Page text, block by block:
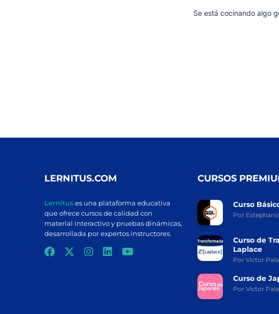
Se está cocinando algo
LERNITUS.COM
Lernituses una plataforma educativa
que ofrece cursos de calidad con
material interactivo y pruebas dinámicas,
desarrollada por expertos instructores.
CURSOS
Curso
Por
Curso de
Laplace
Por Victor
Curso de
Por Victor